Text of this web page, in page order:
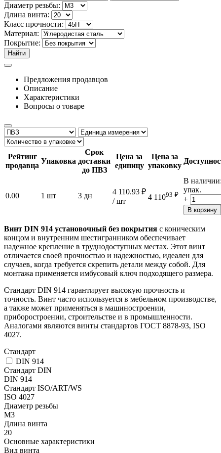
Диаметр резьбы:
Длина винта:
Класс прочности:
Материал:
Покрытие:
Найти
Предложения продавцов
Описание
Характеристики
Вопросы о товаре
Рейтинг
продавца
Упаковка
Срок
доставки
до ПВЗ
Цена за
единицу
Цена за
упаковку
0.00 1 шт 3 дн 4 110.93 ₽
/ шт
4 11093 ₽
В
упак.
+
В корзину
Винт DIN 914 установочный без покрытия с коническим
концом и внутренним шестигранником обеспечивает
надежное крепление в труднодоступных местах. Этот винт
отличается своей прочностью и надежностью, идеален для
случаев, когда требуется скрепить детали между собой. Для
монтажа применяется имбусовый ключ подходящего размера.
Стандарт DIN 914 гарантирует высокую прочность и
точность. Винт часто используется в мебельном производстве,
а также может применяться в машиностроении,
приборостроении, строительстве и в промышленности.
Аналогами являются винты стандартов ГОСТ 8878-93, ISO
4027.
Стандарт
DIN 914
Стандарт DIN
DIN 914
Стандарт ISO/ART/WS
ISO 4027
Диаметр резьбы
М3
Длина винта
20
Основные характеристики
Вид винта